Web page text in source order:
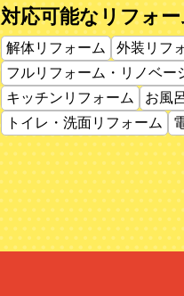
対応可能なリフォ
解体リフォーム 外装リフ
フルリフォーム・リノベー
キッチンリフォーム
お風
トイレ・洗面リフォーム